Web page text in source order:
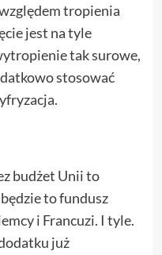
tropienia
jest na tyle
tak surowe,
stosować
budżet Unii to
to fundusz
i Francuzi. I tyle.
już